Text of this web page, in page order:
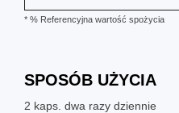
* % Referencyjna wartość spożycia
SPOSÓB UŻYCIA
2 kaps. dwa razy dziennie